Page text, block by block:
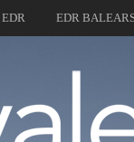
EDR EDR